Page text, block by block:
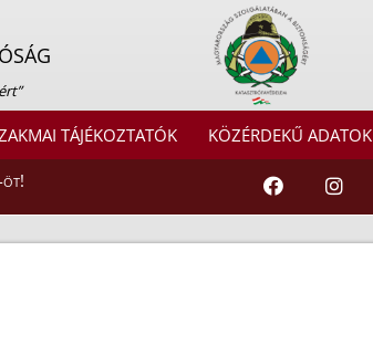
TÁJÉKOZTATÓK KÖZÉRDEKŰ ADATOK
öt!